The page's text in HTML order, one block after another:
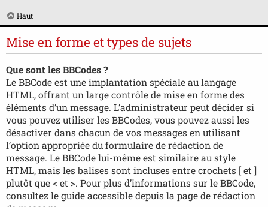
Haut
Mise en forme et types de sujets
Que sont les BBCodes ?
Le BBCode est une implantation spéciale au langage
HTML, offrant un large contrôle de mise en forme des
éléments d’un message. L’administrateur peut décider si
vous pouvez utiliser les BBCodes, vous pouvez aussi les
désactiver dans chacun de vos messages en utilisant
l’option appropriée du formulaire de rédaction de
message. Le BBCode lui-même est similaire au style
HTML, mais les balises sont incluses entre crochets [ et ]
plutôt que < et >. Pour plus d’informations sur le BBCode,
consultez le guide accessible depuis la page de rédaction